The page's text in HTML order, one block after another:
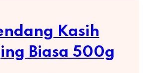
Kasih
Biasa 500g